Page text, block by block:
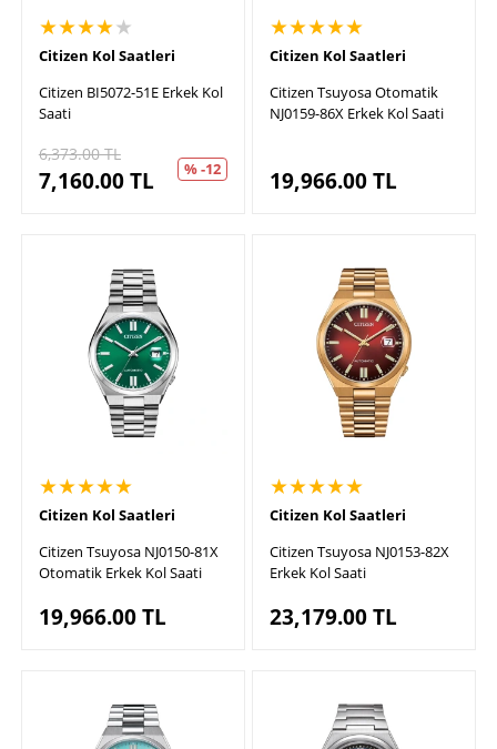
★★★★★
Citizen Kol Saatleri
Citizen BI5072-51E Erkek Kol
Saati
6,373.00TL
7,160.00TL % -12
★★★★★
Citizen Kol Saatleri
Citizen Tsuyosa Otomatik
NJ0159-86X Erkek Kol Saati
19,966.00TL
★★★★★
Citizen Kol Saatleri
Citizen Tsuyosa NJ0150-81X
Otomatik Erkek Kol Saati
19,966.00TL
★★★★★
Citizen Kol Saatleri
Citizen Tsuyosa NJ0153-82X
Erkek Kol Saati
23,179.00TL